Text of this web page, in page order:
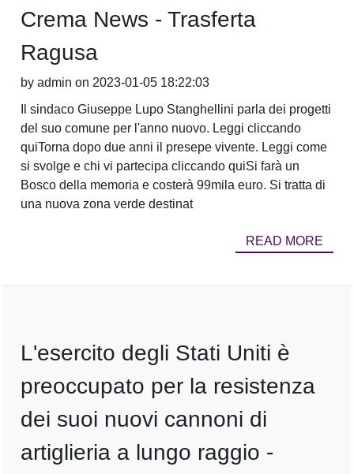
Crema News - Trasferta
Ragusa
by admin on 2023-01-05 18:22:03
Il sindaco Giuseppe Lupo Stanghellini parla dei progetti
del suo comune per l'anno nuovo. Leggi cliccando
quiTorna dopo due anni il presepe vivente. Leggi come
si svolge e chi vi partecipa cliccando quiSi farà un
Bosco della memoria e costerà 99mila euro. Si tratta di
una nuova zona verde destinat
READ MORE
L'esercito degli Stati Uniti è
preoccupato per la resistenza
dei suoi nuovi cannoni di
artiglieria a lungo raggio -